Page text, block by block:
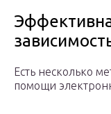
Есть несколько
помощи